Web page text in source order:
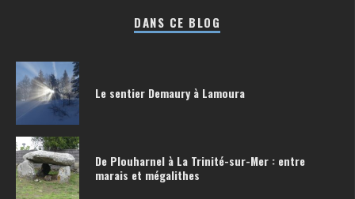
DANS CE BLOG
Le sentier Demaury à Lamoura
De Plouharnel à La Trinité-sur-Mer : entre
marais et mégalithes